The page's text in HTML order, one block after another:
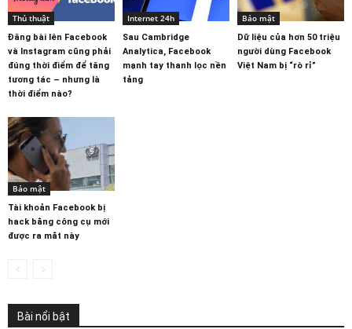
Thủ thuật
Đăng bài lên Facebook
và Instagram cũng phải
đúng thời điểm để tăng
tương tác – nhưng là
thời điểm nào?
Internet 24h
Sau Cambridge
Analytica, Facebook
mạnh tay thanh lọc nền
tảng
Bảo mật
Dữ liệu của hơn 50 triệu
người dùng Facebook
Việt Nam bị “rò rỉ”
Bảo mật
Tài khoản Facebook bị
hack bằng công cụ mới
được ra mắt này
Bài nổi bật